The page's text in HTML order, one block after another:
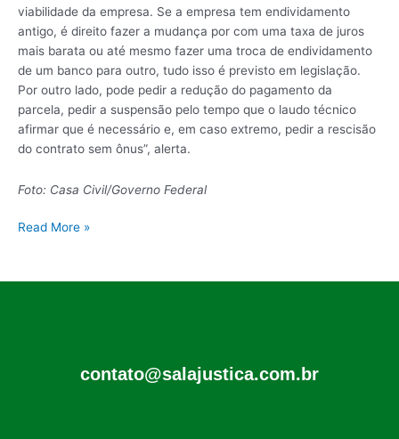
viabilidade da empresa. Se a empresa tem endividamento
antigo, é direito fazer a mudança por com uma taxa de juros
mais barata ou até mesmo fazer uma troca de endividamento
de um banco para outro, tudo isso é previsto em legislação.
Por outro lado, pode pedir a redução do pagamento da
parcela, pedir a suspensão pelo tempo que o laudo técnico
afirmar que é necessário e, em caso extremo, pedir a rescisão
do contrato sem ônus”, alerta.
Foto: Casa Civil/Governo Federal
Read More »
contato@salajustica.com.br